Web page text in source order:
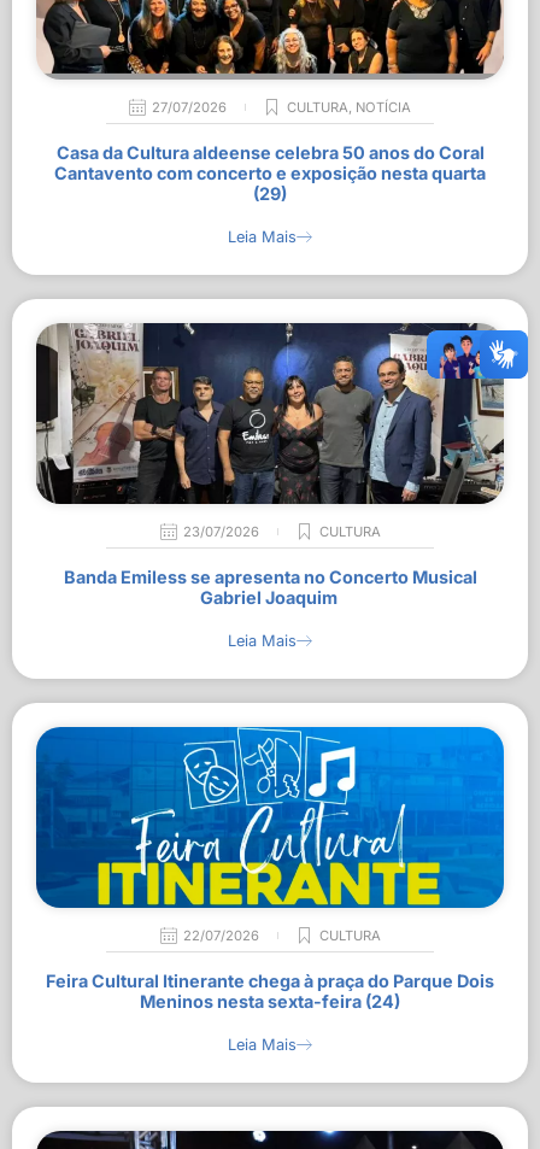
27/07/2026 CULTURA, NOTÍCIA
Casa da Cultura aldeense celebra 50 anos do Coral
Cantavento com concerto e exposição nesta quarta
(29)
Leia Mais
23/07/2026 CULTURA
Banda Emiless se apresenta no Concerto Musical
Gabriel Joaquim
Leia Mais
22/07/2026 CULTURA
Feira Cultural Itinerante chega à praça do Parque Dois
Meninos nesta sexta-feira (24)
Leia Mais